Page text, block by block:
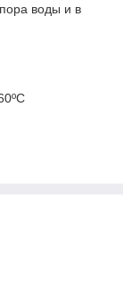
воды и в